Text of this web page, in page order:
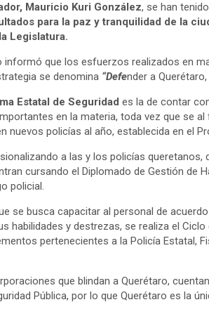
Mauricio Kuri González, se han
para la paz y tranquilidad de la
Legislatura.
que los esfuerzos realizados en
se denomina “Defender a
Estatal de Seguridad es la de contar
en la materia, toda vez que se
nuevos policías al año, establecida en el
a las y los policías
cursando el Diplomado de Gestión
policial.
se busca capacitar al personal de
habilidades y destrezas, se realiza el
pertenecientes a la Policía Estatal,
que blindan a Querétaro,
Pública, por lo que Querétaro es la